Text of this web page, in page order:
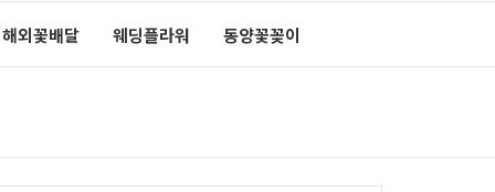
해외꽃배달 웨딩플라워 동양꽃꽂이